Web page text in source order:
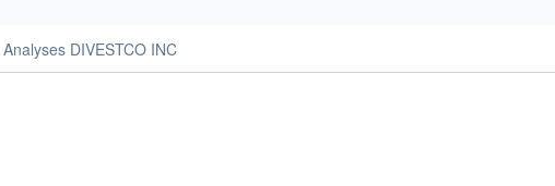
Analyses DIVESTCO INC